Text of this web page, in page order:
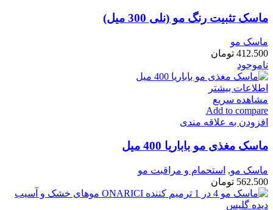
ماسک تثبیت رنگ مو (نلی 300 میل)
ماسک مو
412.500 تومان
ناموجود
اطلاعات بیشتر
مشاهده سریع
Add to compare
افزودن به علاقه مندی
ماسک مغذی مو باباریا 400 میل
ماسک مو, استحمام و مراقبت مو
562.500 تومان